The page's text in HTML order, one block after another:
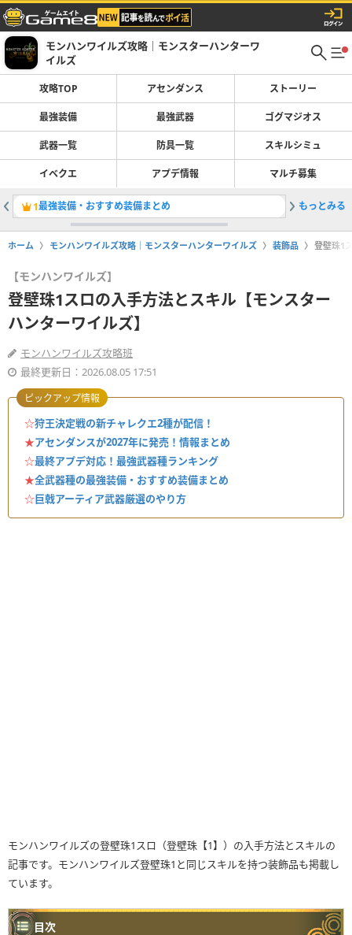
モンハンワイルズ攻略｜モンスターハンターワ
イルズ
攻略TOP アセンダンス ストーリー
最強装備 最強武器 ゴグマジオス
武器一覧 防具一覧 スキルシミュ
イベクエ アプデ情報 マルチ募集
1最強装備・おすすめ装備まとめ 2大剣の
もっとみる
ホーム モンハンワイルズ攻略｜モンスターハンターワイルズ 装飾品 登壁珠1
【モンハンワイルズ】
登壁珠1スロの入手方法とスキル【モンスター
ハンターワイルズ】
モンハンワイルズ攻略班
最終更新日：2026.08.05 17:51
☆狩王決定戦の新チャレクエ2種が配信！
★アセンダンスが2027年に発売！情報まとめ
☆最終アプデ対応！最強武器種ランキング
★全武器種の最強装備・おすすめ装備まとめ
☆巨戟アーティア武器厳選のやり方
ピックアップ情報
モンハンワイルズの登壁珠1スロ（登壁珠【1】）の入手方法とスキルの
記事です。モンハンワイルズ登壁珠1と同じスキルを持つ装飾品も掲載し
ています。
目次